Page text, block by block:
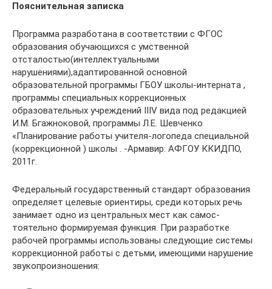
Пояснительная записка
Программа разработана в соответствии с ФГОС
образования обучающихся с умственной
отсталостью(интеллектуальными
нарушениями),адаптированной основной
образовательной программы ГБОУ школы-интерната ,
программы специальных коррекционных
образовательных учреждений IIIV вида под редакцией
И.М. Бгажноковой, программы Л.Е. Шевченко
«Планирование работы учителя-логопеда специальной
(коррекционной ) школы . -Армавир: АФГОУ ККИДПО,
2011г.
Федеральный государственный стандарт образования
определяет целевые ориентиры, среди которых речь
занимает одно из центральных мест как самос-
тоятельно формируемая функция. При разработке
рабочей программы использованы следующие системы
коррекционной работы с детьми, имеющими нарушение
звукопроизношения: